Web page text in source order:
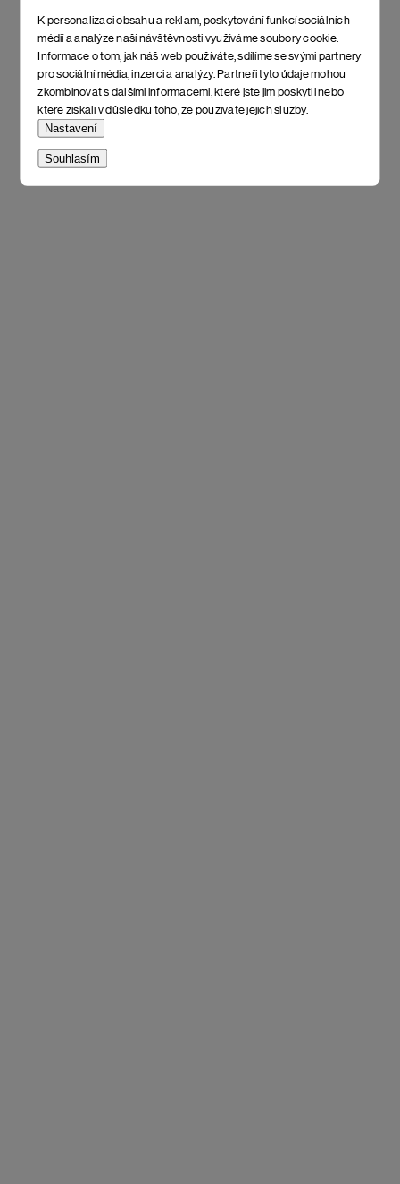
K personalizaci obsahu a reklam, poskytování funkcí sociálních
médií a analýze naší návštěvnosti využíváme soubory cookie.
Informace o tom, jak náš web používáte, sdílíme se svými partnery
pro sociální média, inzerci a analýzy. Partneři tyto údaje mohou
zkombinovat s dalšími informacemi, které jste jim poskytli nebo
které získali v důsledku toho, že používáte jejich služby.
Nastavení
Souhlasím